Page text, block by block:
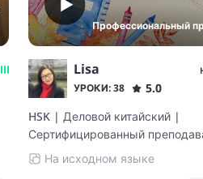
Профессиональный
Lisa
УРОКИ: 38
5.0
HSK | Деловой китайский |
Сертифицированный
китайского, английского и
языков | Исследователь и
На исходном языке